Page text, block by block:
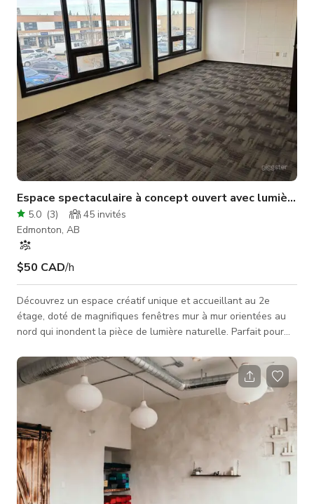
Espace spectaculaire à concept ouvert avec lumière
5.0 (3) 45 invités
Edmonton, AB
$50 CAD/h
Découvrez un espace créatif unique et accueillant au 2e
étage, doté de magnifiques fenêtres mur à mur orientées au
nord qui inondent la pièce de lumière naturelle. Parfait pour
50 invités, idéal pour des fêtes, ateliers ou petits événements.
Les commodités incluent une salle de bain pratique, une
kitchenette bien équipée et un espace d'accueil chaleureux,
garantissant une expérience confortable et agréable pour